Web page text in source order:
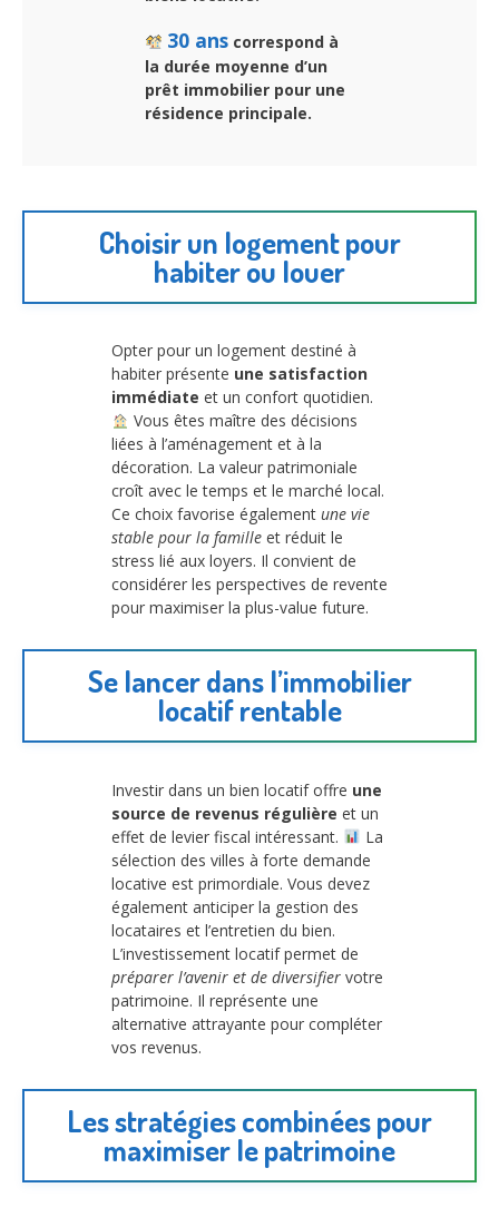
30 anscorrespond à
la durée moyenne d’un
prêt immobilier pour une
résidence principale.
Choisir un logement pour
habiter ou louer
Opter pour un logement destiné à
habiter présente une satisfaction
immédiate et un confort quotidien.
Vous êtes maître des décisions
liées à l’aménagement et à la
décoration. La valeur patrimoniale
croît avec le temps et le marché local.
Ce choix favorise également une vie
stable pour la famille et réduit le
stress lié aux loyers. Il convient de
considérer les perspectives de revente
pour maximiser la plus-value future.
Se lancer dans l’immobilier
locatif rentable
Investir dans un bien locatif offre une
source de revenus régulière et un
effet de levier fiscal intéressant.
La
sélection des villes à forte demande
locative est primordiale. Vous devez
également anticiper la gestion des
locataires et l’entretien du bien.
L’investissement locatif permet de
préparer l’avenir et de diversifier votre
patrimoine. Il représente une
alternative attrayante pour compléter
vos revenus.
Les stratégies combinées pour
maximiser le patrimoine